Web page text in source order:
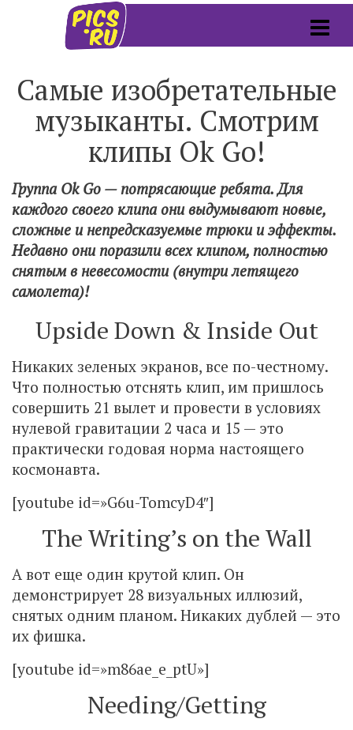
Самые изобретательные
музыканты. Смотрим
клипы Ok Go!
Группа Ok Go — потрясающие ребята. Для
каждого своего клипа они выдумывают новые,
сложные и непредсказуемые трюки и эффекты.
Недавно они поразили всех клипом, полностью
снятым в невесомости (внутри летящего
самолета)!
Upside Down & Inside Out
Никаких зеленых экранов, все по-честному.
Что полностью отснять клип, им пришлось
совершить 21 вылет и провести в условиях
нулевой гравитации 2 часа и 15 — это
практически годовая норма настоящего
космонавта.
[youtube id=»G6u-TomcyD4″]
The Writing’s on the Wall
А вот еще один крутой клип. Он
демонстрирует 28 визуальных иллюзий,
снятых одним планом. Никаких дублей — это
их фишка.
[youtube id=»m86ae_e_ptU»]
Needing/Getting